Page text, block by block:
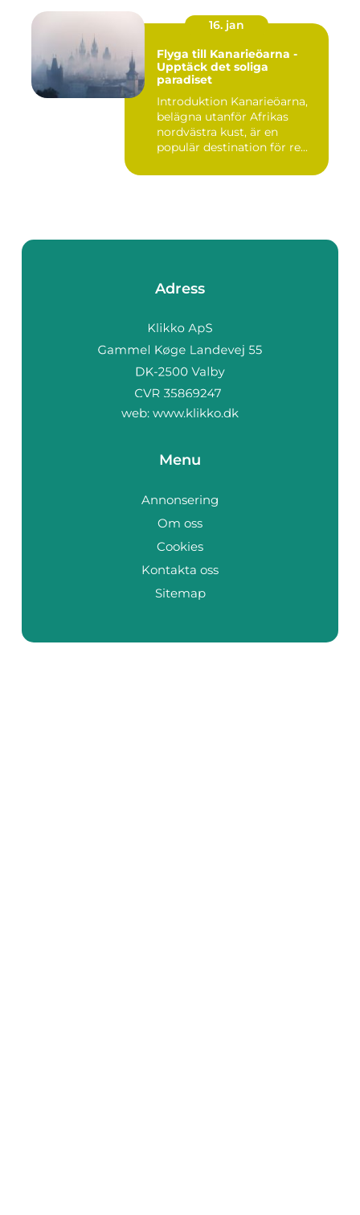
16. jan
Flyga till Kanarieöarna -
Upptäck det soliga
paradiset
Introduktion Kanarieöarna,
belägna utanför Afrikas
nordvästra kust, är en
populär destination för re...
Adress
web: www.klikko.dk
Menu
Annonsering
Om oss
Cookies
Kontakta oss
Sitemap